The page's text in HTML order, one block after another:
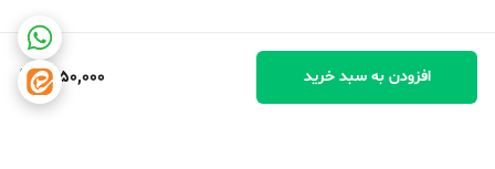
1,950,000 افزودن به سبد خرید